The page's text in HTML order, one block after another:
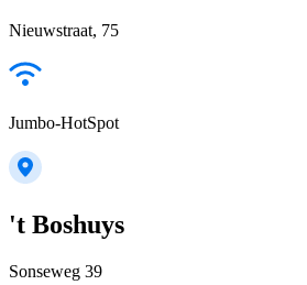
Nieuwstraat, 75
Jumbo-HotSpot
't Boshuys
Sonseweg 39